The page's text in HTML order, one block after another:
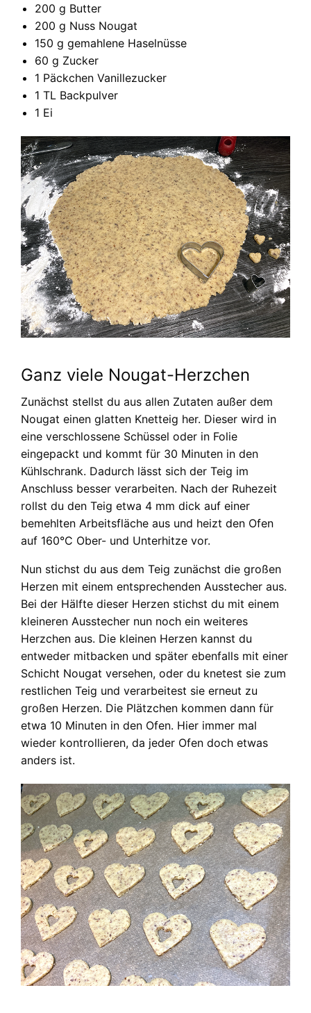
200 g Butter
200 g Nuss Nougat
150 g gemahlene Haselnüsse
60 g Zucker
1 Päckchen Vanillezucker
1 TL Backpulver
1 Ei
Ganz viele Nougat-Herzchen
Zunächst stellst du aus allen Zutaten außer dem
Nougat einen glatten Knetteig her. Dieser wird in
eine verschlossene Schüssel oder in Folie
eingepackt und kommt für 30 Minuten in den
Kühlschrank. Dadurch lässt sich der Teig im
Anschluss besser verarbeiten. Nach der Ruhezeit
rollst du den Teig etwa 4 mm dick auf einer
bemehlten Arbeitsfläche aus und heizt den Ofen
auf 160°C Ober- und Unterhitze vor.
Nun stichst du aus dem Teig zunächst die großen
Herzen mit einem entsprechenden Ausstecher aus.
Bei der Hälfte dieser Herzen stichst du mit einem
kleineren Ausstecher nun noch ein weiteres
Herzchen aus. Die kleinen Herzen kannst du
entweder mitbacken und später ebenfalls mit einer
Schicht Nougat versehen, oder du knetest sie zum
restlichen Teig und verarbeitest sie erneut zu
großen Herzen. Die Plätzchen kommen dann für
etwa 10 Minuten in den Ofen. Hier immer mal
wieder kontrollieren, da jeder Ofen doch etwas
anders ist.